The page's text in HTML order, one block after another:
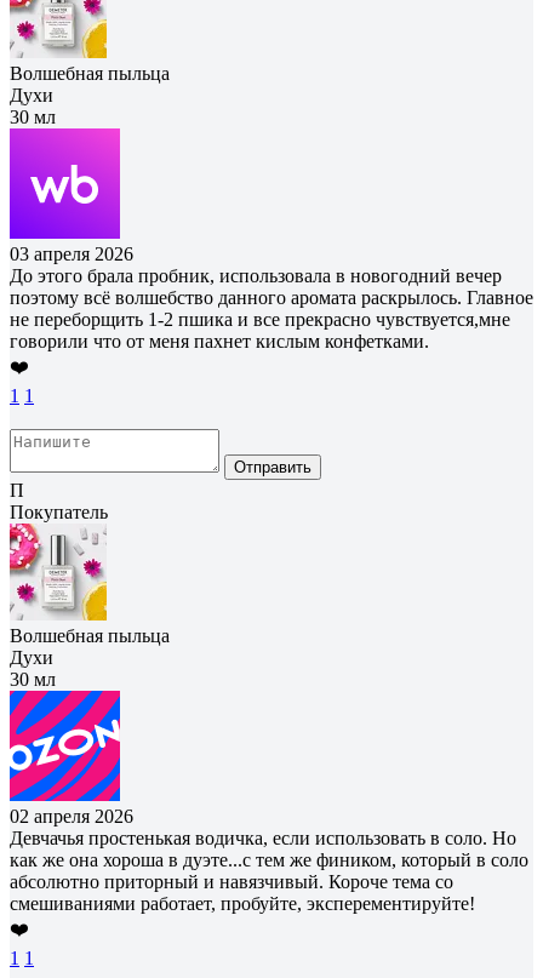
Волшебная пыльца
Духи
30 мл
03 апреля 2026
До этого брала пробник, использовала в новогодний вечер
поэтому всё волшебство данного аромата раскрылось. Главное
не переборщить 1-2 пшика и все прекрасно чувствуется,мне
говорили что от меня пахнет кислым конфетками.
❤️
1 1
Отправить
П
Покупатель
Волшебная пыльца
Духи
30 мл
02 апреля 2026
Девчачья простенькая водичка, если использовать в соло. Но
как же она хороша в дуэте...с тем же фиником, который в соло
абсолютно приторный и навязчивый. Короче тема со
смешиваниями работает, пробуйте, эксперементируйте!
❤️
1 1